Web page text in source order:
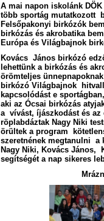
A mai napon iskolánk
több sportág mutatkozott
Felsőpakonyi birkózók
birkózás és akrobatika
Európa és Világbajnok
Kovács János birkózó
lehettünk a birkózás és
örömteljes
birkózó Világbajnok
kapcsolódást e
aki az Ócsai birkózás
a vívást, íjászkodást és az
röplabdáztak Nagy Niki
örültek a program
szeretnének megtanulni a
Nagy Niki, Kovács János,
segítségét a nap